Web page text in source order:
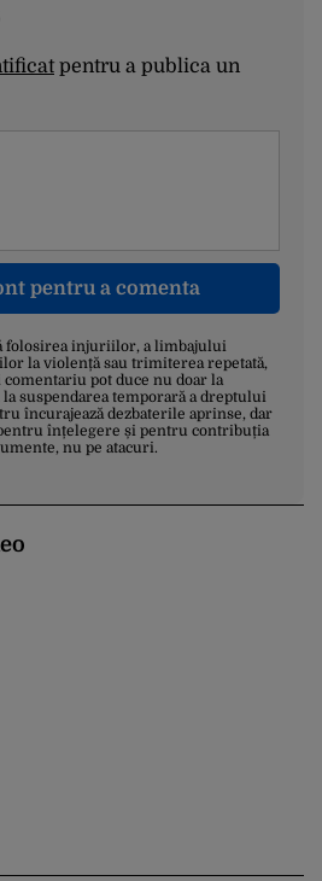
pentru a publica un
pentru a comenta
folosirea injuriilor, a limbajului
la violență sau trimiterea repetată,
comentariu pot duce nu doar la
suspendarea temporară a dreptului
încurajează dezbaterile aprinse, dar
înțelegere și pentru contribuția
nu pe atacuri.